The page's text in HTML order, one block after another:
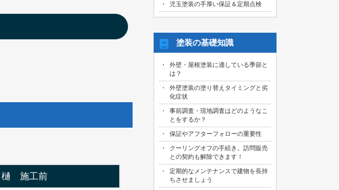
樋 施工前
2026/07/31
2026/07/31
塗装工事の御見積依頼を頂きました！
2026/07/31
名古屋市守山区のお客様より、屋根塗装
工事の御見積依頼を頂きました！
2026/07/29
愛知県知多市のお客様より、外壁塗装・
ベランダ防水工事の御見積依頼を頂きま
した！
2026/07/29
名古屋市中川区のお客様より、外壁その
他塗装工事の御見積依頼を頂きました！
児玉塗装の手厚い保証＆定期点検
塗装の基礎知識
外壁・屋根塗装に適している季節と
は？
外壁塗装の塗り替えタイミングと劣
化症状
事前調査・現地調査はどのようなこ
とをするか？
保証やアフターフォローの重要性
クーリングオフの手続き。訪問販売
との契約も解除できます！
定期的なメンテナンスで建物を長持
ちさせましょう